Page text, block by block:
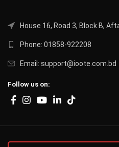
House 16, Road 3, Block B,
Phone: 01858-922208
Email: support@ioote.com.bd
Follow us on: